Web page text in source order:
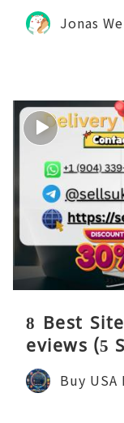
Jonas
8 Best
eviews (5
Buy USA